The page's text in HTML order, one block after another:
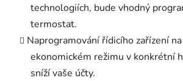
technologiích, bude vhodný
termostat.
Naprogramování řídicího zařízení
ekonomickém režimu v konkrétní
sníží vaše účty.